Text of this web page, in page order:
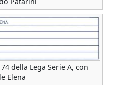
della Lega Serie A, con
Elena